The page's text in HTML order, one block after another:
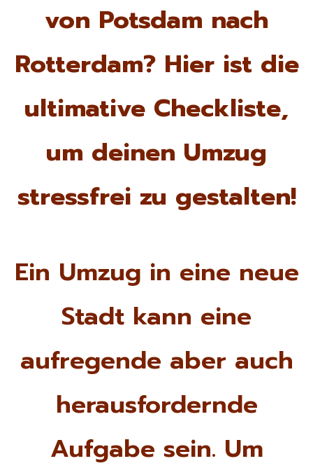
von Potsdam nach
Rotterdam? Hier ist die
ultimative Checkliste,
um deinen Umzug
stressfrei zu gestalten!
Ein Umzug in eine neue
Stadt kann eine
aufregende aber auch
herausfordernde
Aufgabe sein. Um